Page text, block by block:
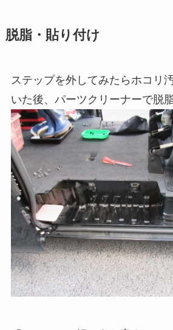
脱脂・貼り付け
ステップを外してみたらホコリ
いた後、パーツクリーナーで脱脂